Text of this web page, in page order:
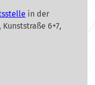
in der
6+7,